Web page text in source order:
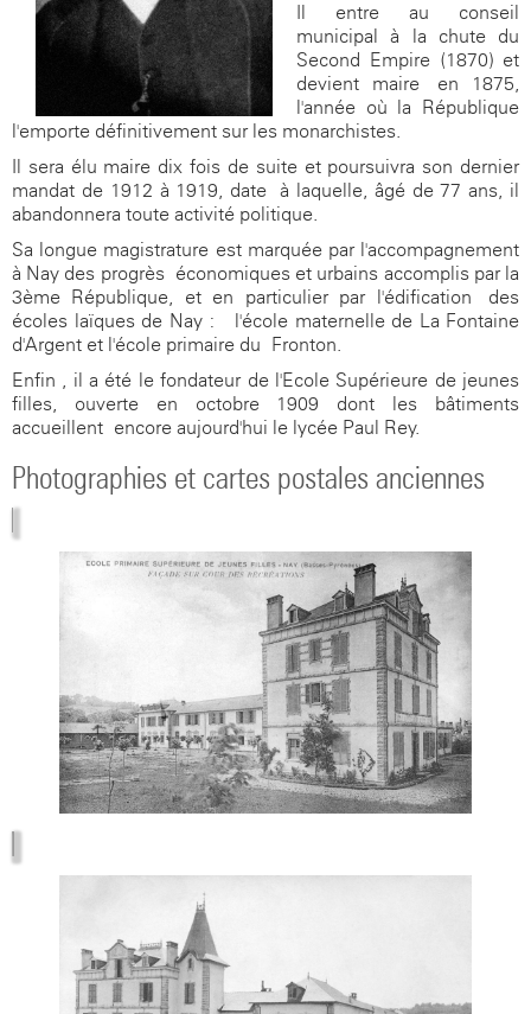
Il entre au conseil
municipal à la chute du
Second Empire (1870) et
devient maire en 1875,
l'année où la République
l'emporte définitivement sur les monarchistes.
Il sera élu maire dix fois de suite et poursuivra son dernier
mandat de 1912 à 1919, date à laquelle, âgé de 77 ans, il
abandonnera toute activité politique.
Sa longue magistrature est marquée par l'accompagnement
à Nay des progrès économiques et urbains accomplis par la
3ème République, et en particulier par l'édification des
écoles laïques de Nay : l'école maternelle de La Fontaine
d'Argent et l'école primaire du Fronton.
Enfin , il a été le fondateur de l'Ecole Supérieure de jeunes
filles, ouverte en octobre 1909 dont les bâtiments
accueillent encore aujourd'hui le lycée Paul Rey.
Photographies et cartes postales anciennes